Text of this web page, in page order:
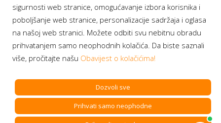
Program lojalnosti
Bonus plus
Prijava za newsletter
Copyright BH Telecom d.d. Sarajevo. All rights reserved.
sigurnosti web stranice, omogućavanje izbora korisnika i
poboljšanje web stranice, personalizacije sadržaja i oglasa
na našoj web stranici. Možete odbiti svu nebitnu obradu
prihvatanjem samo neophodnih kolačića. Da biste saznali
više, pročitajte našu Obavijest o kolačićima!
Dozvoli sve
Prihvati samo neophodne